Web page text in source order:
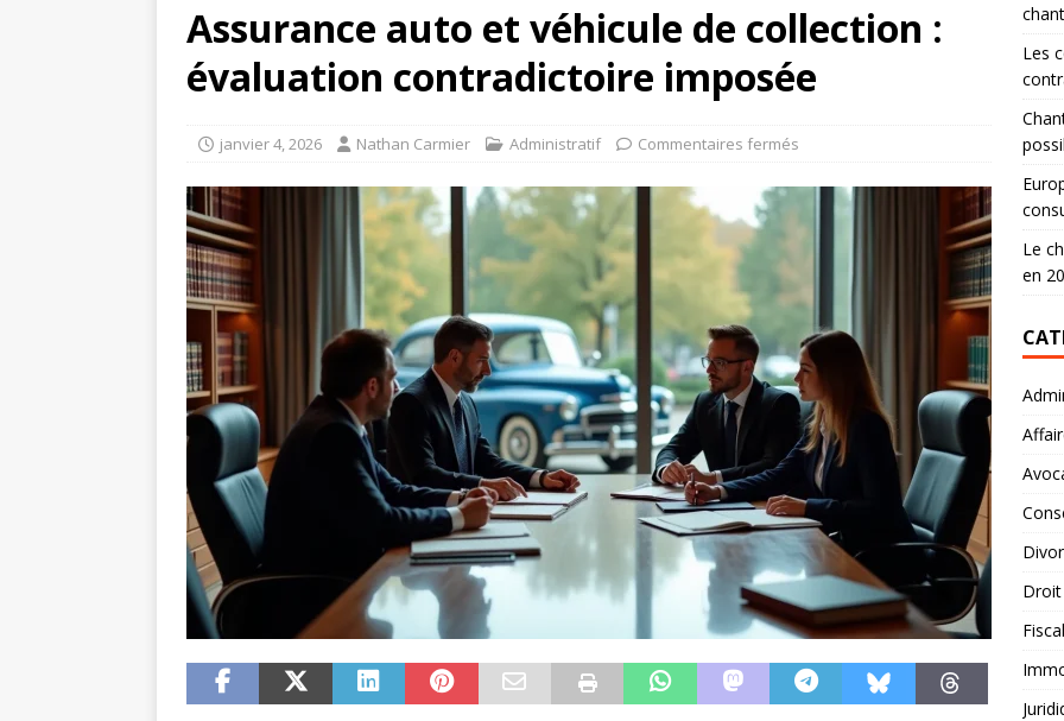
Assurance auto et véhicule de collection :
évaluation contradictoire imposée
janvier 4, 2026 Nathan Carmier Administratif Commentaires fermés
Les
Le
en
Droit
Fiscal